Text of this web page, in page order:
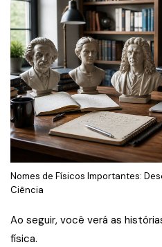
Nomes de Físicos Importantes:
Ciência
Ao seguir, você verá as
física.